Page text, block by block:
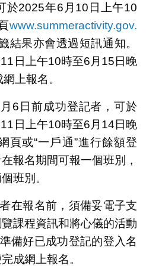
於2025年6月10日上午10
www.summeractivity.gov.
結果亦會透過短訊通知。
日上午10時至6月15日晚
上報名。
6日前成功登記者，可於
日上午10時至6月14日晚
頁或“一戶通”進行餘額登
報名期間可報一個班別，
班別。
在報名前，須備妥電子支
課程資訊和將心儀的活動
備好已成功登記的登入名
成網上報名。